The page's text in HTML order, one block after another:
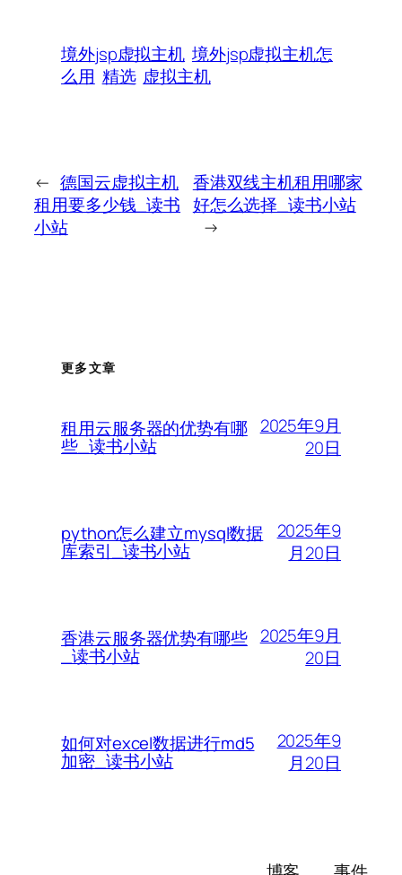
境外jsp虚拟主机 境外jsp虚拟主机怎
么用 精选 虚拟主机
← 德国云虚拟主机
租用要多少钱_读书
小站
香港双线主机租用哪家
好怎么选择_读书小站
→
更多文章
租用云服务器的优势有哪
些_读书小站
2025年9月
20日
python怎么建立mysql数据
库索引_读书小站
2025年9
月20日
香港云服务器优势有哪些
_读书小站
2025年9月
20日
如何对excel数据进行md5
加密_读书小站
2025年9
月20日